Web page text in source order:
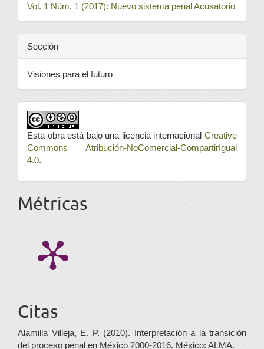
Vol. 1 Núm. 1 (2017): Nuevo sistema penal Acusatorio
Sección
Visiones para el futuro
Esta obra está bajo una licencia internacional Creative
Commons Atribución-NoComercial-CompartirIgual
4.0.
Métricas
Citas
Alamilla Villeja, E. P. (2010). Interpretación a la transición
del proceso penal en México 2000-2016. México: ALMA.